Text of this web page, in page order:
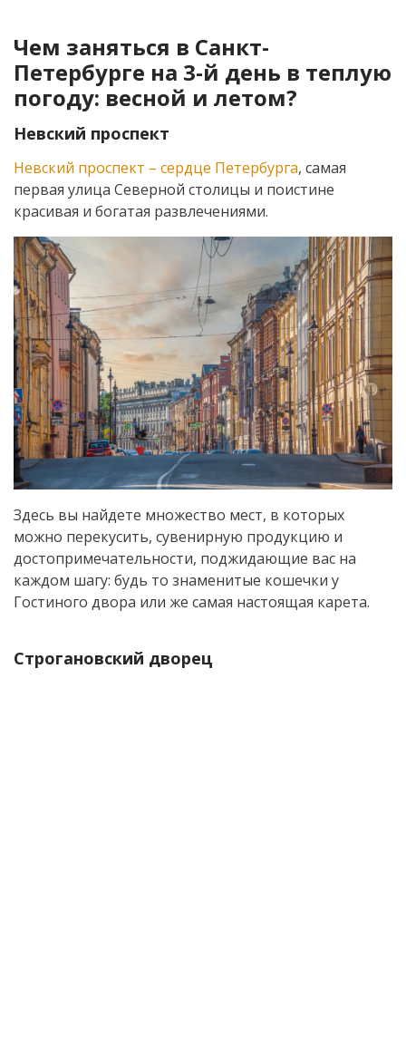
Чем заняться в Санкт-
Петербурге на 3-й день в теплую
погоду: весной и летом?
Невский проспект
Невский проспект – сердце Петербурга, самая
первая улица Северной столицы и поистине
красивая и богатая развлечениями.
Здесь вы найдете множество мест, в которых
можно перекусить, сувенирную продукцию и
достопримечательности, поджидающие вас на
каждом шагу: будь то знаменитые кошечки у
Гостиного двора или же самая настоящая карета.
Строгановский дворец